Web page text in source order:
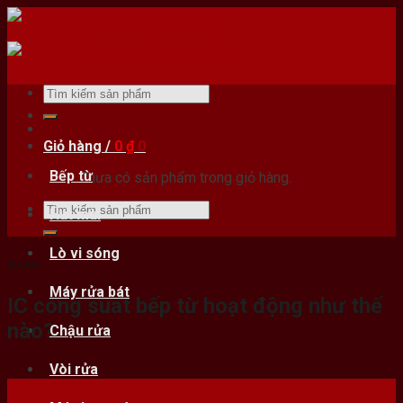
Skip
content
Bếp từ
Hút mùi
Lò vi sóng
Máy rửa bát
Chậu rửa
Vòi rửa
Tìm
kiếm:
Giỏ hàng / 0 ₫ 0
Chưa có sản phẩm trong giỏ hàng.
Tìm
kiếm:
Tin tức
IC công suất bếp từ hoạt động như thế
nào?